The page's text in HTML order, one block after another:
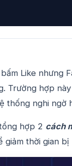
Like nhưng
Trường hợp
thống nghi ngờ
hợp 2 cách
giảm thời gian bị